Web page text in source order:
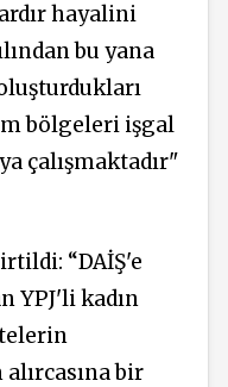
hayalini
bu yana
bölgeleri işgal
çalışmaktadır"
“DAİŞ'e
YPJ'li kadın
bir